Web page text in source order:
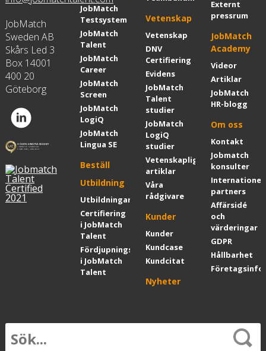
JobMatch
Sweden AB
Skårs Led 3
Box 14001
400 20
Göteborg
JobMatch
Testsystem
JobMatch
Talent
JobMatch
Career
JobMatch
Screen
JobMatch
LogiQ
JobMatch
Lingua SE
Beställ
Utbildning
Utbildningar
Certifiering
i JobMatch
Talent
Fördjupningskurs
i JobMatch
Talent
Vetenskap
Vetenskap
DNV
Certifiering
Evidens
JobMatch
Talent
studier
JobMatch
LogiQ
studier
Vetenskapliga
artiklar
Våra
rådgivare
Kunder
Kunder
Kundcase
Kundcitat
Nyheter
Externt
pressrum
JobMatch
Academy
Videor
Artiklar
JobMatch
HR-blogg
Om oss
Kontakt
Jobmatch
konsulter
partners
Affärsidé
och
värderingar
GDPR
Hållbarhet